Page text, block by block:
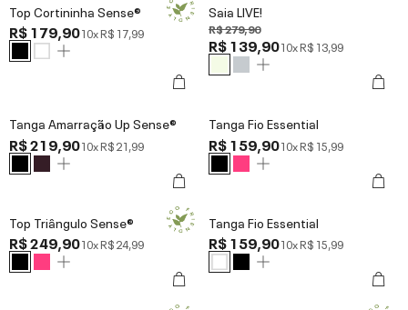
Top Cortininha Sense®
R$ 179,9010xR$ 17,99
Saia LIVE!
R$ 279,90
R$ 139,9010xR$ 13,99
Tanga Amarração Up Sense®
R$ 219,9010xR$ 21,99
Tanga Fio Essential
R$ 159,9010xR$ 15,99
Top Triângulo Sense®
R$ 249,9010xR$ 24,99
Tanga Fio Essential
R$ 159,9010xR$ 15,99